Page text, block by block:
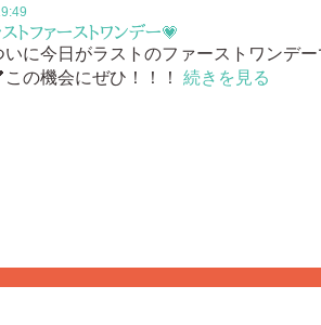
ストファーストワンデー💗
いに今日がラストのファーストワンデ
この機会にぜひ！！！
続きを見る